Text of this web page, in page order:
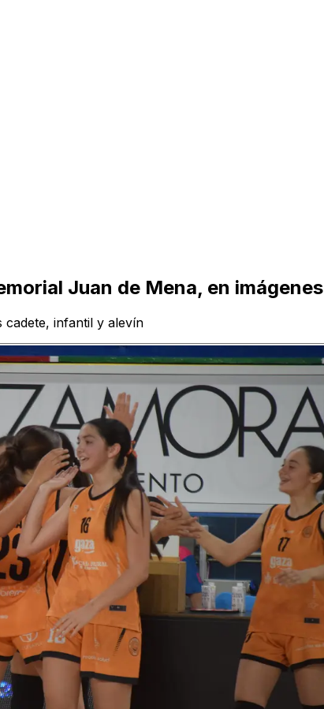
Juan de Mena, en imágenes
cadete, infantil y alevín